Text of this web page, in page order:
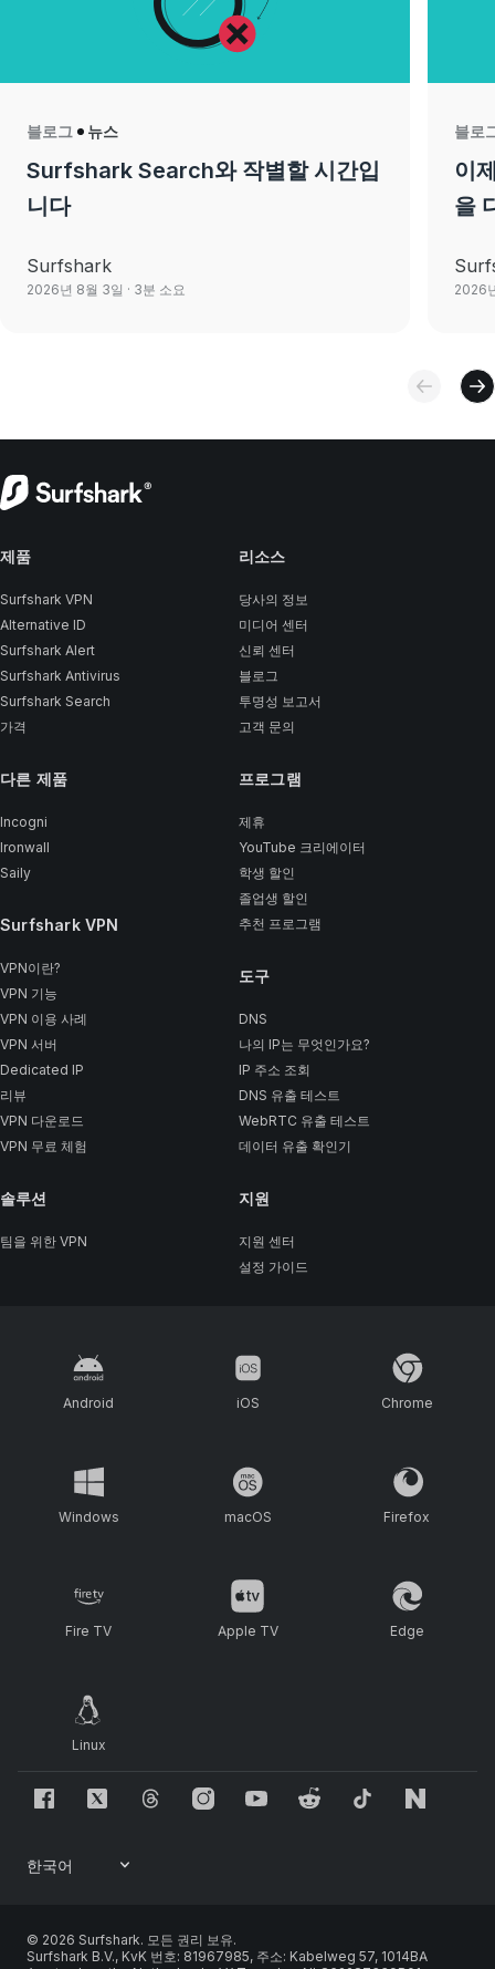
블로그 뉴스
Surfshark Search와 작별할 시간입
니다
Surfshark
2026년 8월 3일 · 3분 소요
블로
이
을
2026
제품
Surfshark VPN
Alternative ID
Surfshark Alert
Surfshark Antivirus
Surfshark Search
가격
다른 제품
Incogni
Ironwall
Saily
Surfshark VPN
VPN이란?
VPN 기능
VPN 이용 사례
VPN 서버
Dedicated IP
리뷰
VPN 다운로드
VPN 무료 체험
솔루션
팀을 위한 VPN
리소스
당사의 정보
미디어 센터
신뢰 센터
블로그
투명성 보고서
고객 문의
프로그램
제휴
YouTube 크리에이터
학생 할인
졸업생 할인
추천 프로그램
도구
DNS
나의 IP는 무엇인가요?
IP 주소 조회
DNS 유출 테스트
WebRTC 유출 테스트
데이터 유출 확인기
지원
지원 센터
설정 가이드
Android iOS Chrome
Windows macOS Firefox
Fire TV Apple TV Edge
Linux
© 2026 Surfshark. 모든 권리 보유.
Surfshark B.V., KvK 번호: 81967985, 주소: Kabelweg 57, 1014BA